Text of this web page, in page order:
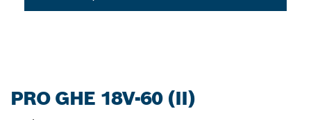
PRO GHE 18V-60 (II)